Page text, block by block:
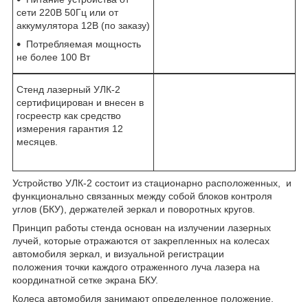
сети 220В 50Гц или от
аккумулятора 12В (по заказу)
Потребляемая мощность
не более 100 Вт
Стенд лазерный УЛК-2
сертифицирован и внесен в
госреестр как средство
измерения гарантия 12
месяцев.
Устройство УЛК-2 состоит из стационарно расположенных, и
функционально связанных между собой блоков контроля
углов (БКУ), держателей зеркал и поворотных кругов.
Принцип работы стенда основан на излучении лазерных
лучей, которые отражаются от закре­пленных на колесах
автомобиля зеркал, и визуальной регистрации
положения точки каждого отраженного луча лазера на
координатной сетке экрана БКУ.
Ко­леса автомобиля занимают определенное положение,